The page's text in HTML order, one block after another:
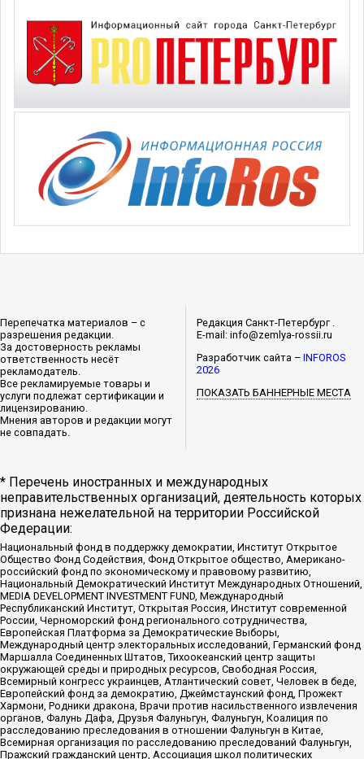
Перепечатка материалов – с
разрешения редакции.
За достоверность рекламы
ответственность несёт
рекламодатель.
Все рекламируемые товары и
услуги подлежат сертификации и
лицензированию.
Мнения авторов и редакции могут
не совпадать.
Редакция Санкт-Петербург .
E-mail: info@zemlya-rossii.ru
Разработчик сайта –INFOROS
2026
ПОКАЗАТЬ БАННЕРНЫЕ МЕСТА
* Перечень иностранных и международных
неправительственных организаций, деятельность которых
признана нежелательной на территории Российской
Федерации:
Национальный фонд в поддержку демократии, Институт Открытое
Общество Фонд Содействия, Фонд Открытое общество, Американо-
российский фонд по экономическому и правовому развитию,
Национальный Демократический Институт Международных Отношений,
MEDIA DEVELOPMENT INVESTMENT FUND, Международный
Республиканский Институт, Открытая Россия, Институт современной
России, Черноморский фонд регионального сотрудничества,
Европейская Платформа за Демократические Выборы,
Международный центр электоральных исследований, Германский фонд
Маршалла Соединенных Штатов, Тихоокеанский центр защиты
окружающей среды и природных ресурсов, Свободная Россия,
Всемирный конгресс украинцев, Атлантический совет, Человек в беде,
Европейский фонд за демократию, Джеймстаунский фонд, Прожект
Хармони, Родники дракона, Врачи против насильственного извлечения
органов, Фалунь Дафа, Друзья Фалуньгун, Фалуньгун, Коалиция по
расследованию преследования в отношении Фалуньгун в Китае,
Всемирная организация по расследованию преследований Фалуньгун,
Пражский гражданский центр, Ассоциация школ политических